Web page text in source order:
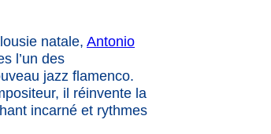
natale, Antonio
l’un des
jazz flamenco.
il réinvente la
incarné et rythmes